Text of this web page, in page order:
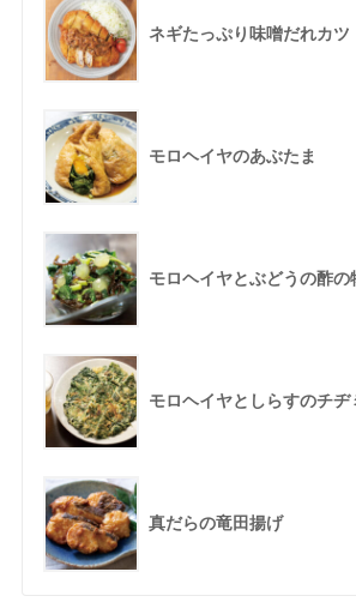
ネギたっぷり味噌だれカツ
モロヘイヤのあぶたま
モロヘイヤとぶどうの酢の
モロヘイヤとしらすのチヂ
真だらの竜田揚げ